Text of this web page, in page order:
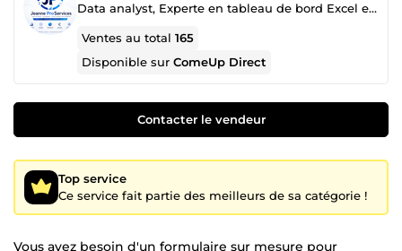
Data analyst, Experte en tableau de bord Excel et Power BI, en Automatisation Excel et Scraping
Ventes au total165
Disponible surComeUp Direct
Contacter le vendeur
Top service
Ce service fait partie des meilleurs de sa catégorie !
Vous avez besoin d'un formulaire sur mesure pour